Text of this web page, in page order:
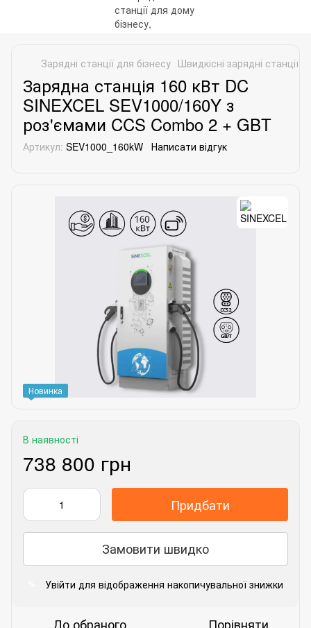
Зарядні станції для бізнесу Швидкісні зарядні станції
Зарядна станція 160 кВт DC
SINEXCEL SEV1000/160Y з
роз'ємами CCS Combo 2 + GBT
Артикул: SEV1000_160kW Написати відгук
Новинка
В наявності
738 800 грн
Придбати
Замовити швидко
Увійти для відображення накопичувальної знижки
До обраного Порівняти